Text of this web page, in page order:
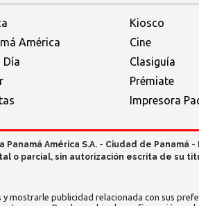
América
Día
Kiosco
Cine
Clasiguía
Prémiate
Impresora
América S.A. - Ciudad de Panamá -
o parcial, sin autorización escrita de su
publicidad relacionada con sus